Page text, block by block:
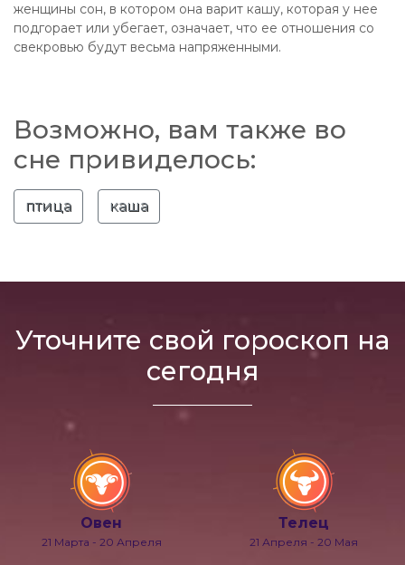
женщины сон, в котором она варит кашу, которая у нее
подгорает или убегает, означает, что ее отношения со
свекровью будут весьма напряженными.
Возможно, вам также во
сне привиделось:
птица каша
Уточните свой гороскоп на
сегодня
Овен
21 Марта - 20 Апреля
Телец
21 Апреля - 20 Мая